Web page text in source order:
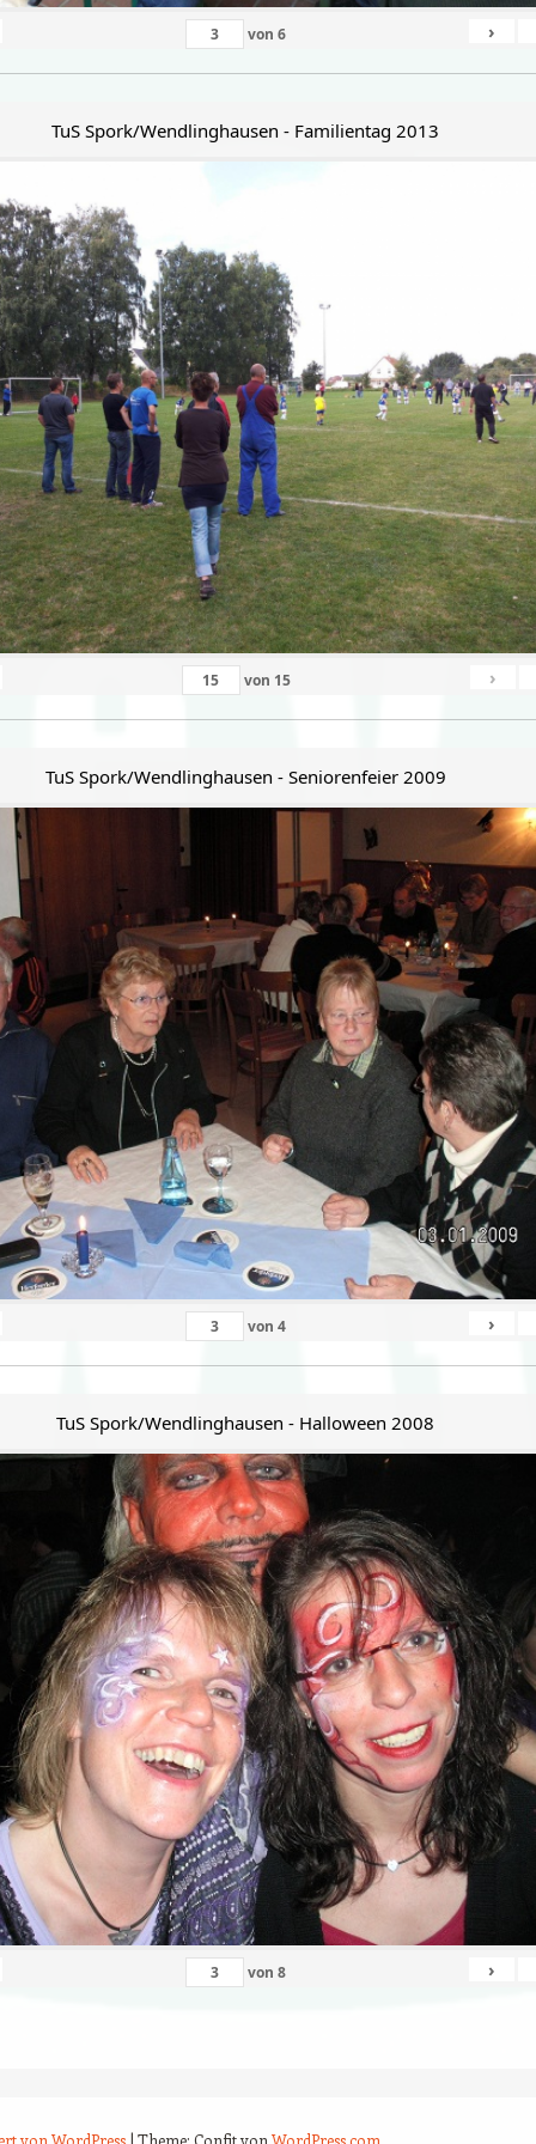
von 6 ›
TuS Spork/Wendlinghausen - Familientag 2013
von 15 ›
TuS Spork/Wendlinghausen - Seniorenfeier 2009
von 4 ›
TuS Spork/Wendlinghausen - Halloween 2008
von 8 ›